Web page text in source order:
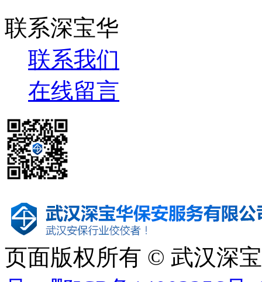
联系深宝华
联系我们
在线留言
页面版权所有 © 武汉深